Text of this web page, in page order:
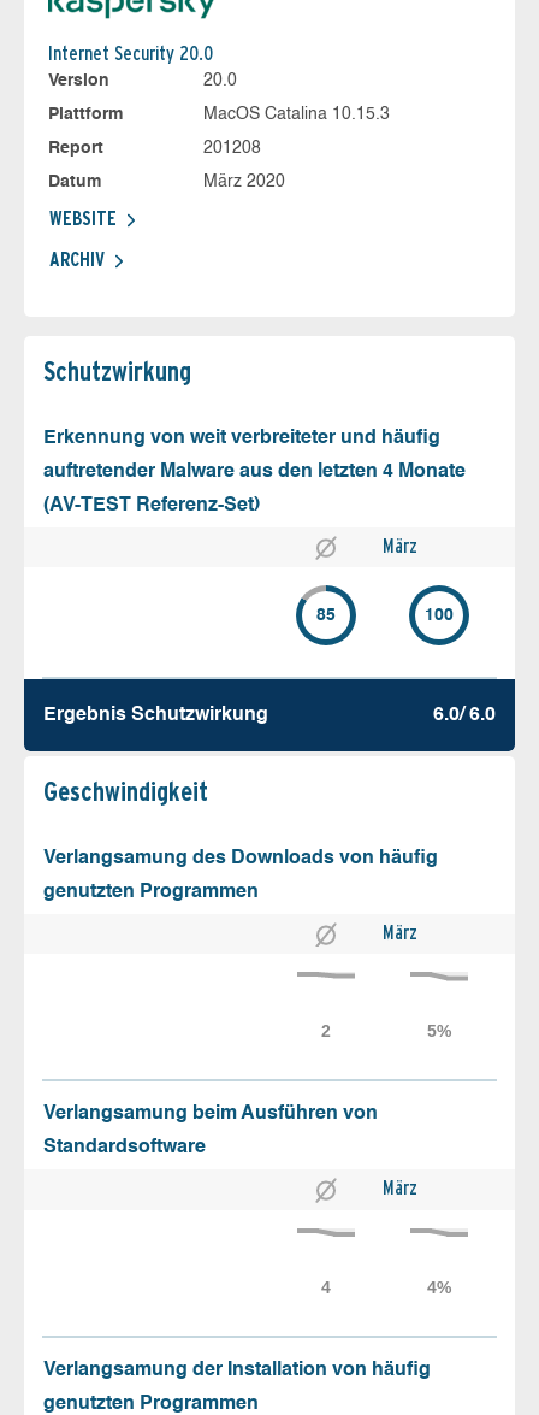
Internet Security 20.0
Version
20.0
Plattform
MacOS Catalina 10.15.3
Report
201208
Datum
März 2020
WEBSITE
ARCHIV
Schutz­wirkung
Erkennung von weit verbreiteter und häufig
auftretender Malware aus den letzten 4 Monate
(AV-TEST Referenz-Set)
März
85 100
Ergebnis Schutz­wirkung 6.0/ 6.0
Geschw­indigkeit
Verlangsamung des Downloads von häufig
genutzten Programmen
März
Verlangsamung beim Ausführen von
Standardsoftware
März
Verlangsamung der Installation von häufig
genutzten Programmen